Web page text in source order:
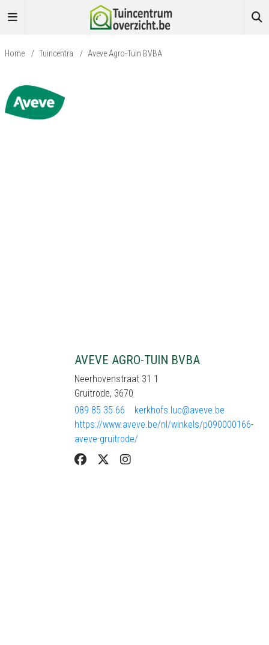
Home / Tuincentra / Aveve Agro-Tuin BVBA
AVEVE AGRO-TUIN BVBA
Neerhovenstraat 31 1
Gruitrode, 3670
089 85 35 66
kerkhofs.luc@aveve.be
https://www.aveve.be/nl/winkels/p090000166-
aveve-gruitrode/